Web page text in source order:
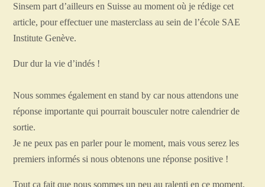
Sinsem part d’ailleurs en Suisse au moment où je rédige cet
article, pour effectuer une masterclass au sein de l’école SAE
Institute Genève.
Dur dur la vie d’indés !
Nous sommes également en stand by car nous attendons une
réponse importante qui pourrait bousculer notre calendrier de
sortie.
Je ne peux pas en parler pour le moment, mais vous serez les
premiers informés si nous obtenons une réponse positive !
Tout ça fait que nous sommes un peu au ralenti en ce moment,